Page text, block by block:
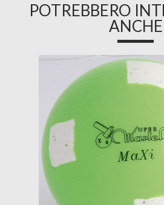
POTREBBERO
ANCHE